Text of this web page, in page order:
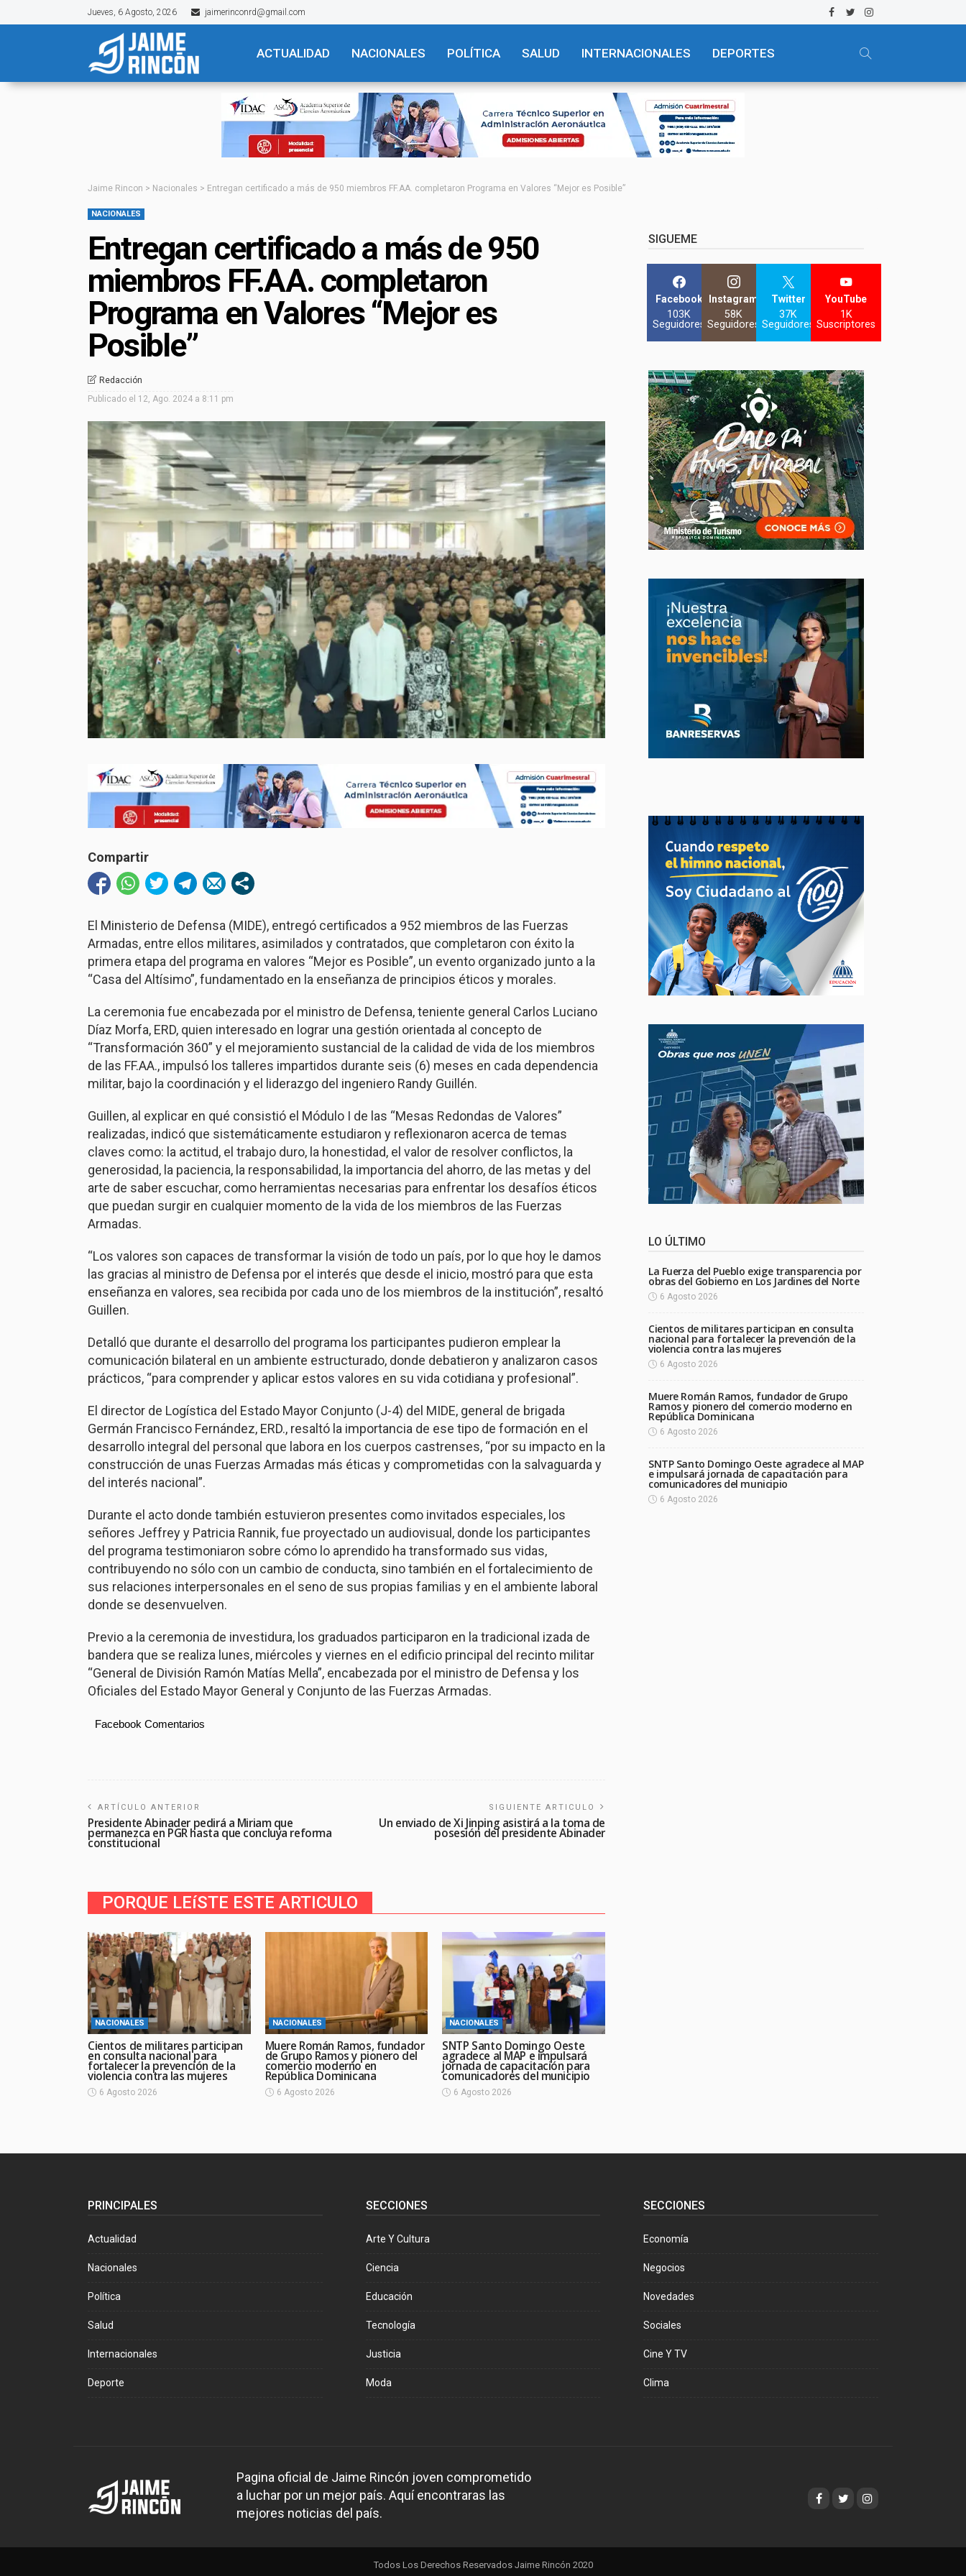
Jueves, 6 Agosto, 2026 jaimerinconrd@gmail.com
ACTUALIDAD NACIONALES POLÍTICA SALUD INTERNACIONALES DEPORTES
Jaime Rincon > Nacionales > Entregan certificado a más de 950 miembros FF.AA. completaron Programa en Valores “Mejor es Posible”
NACIONALES
Entregan certificado a más de 950
miembros FF.AA. completaron
Programa en Valores “Mejor es
Posible”
Redacción
Publicado el 12, Ago. 2024 a 8:11 pm
Compartir
El Ministerio de Defensa (MIDE), entregó certificados a 952 miembros de las Fuerzas
Armadas, entre ellos militares, asimilados y contratados, que completaron con éxito la
primera etapa del programa en valores “Mejor es Posible”, un evento organizado junto a la
“Casa del Altísimo”, fundamentado en la enseñanza de principios éticos y morales.
La ceremonia fue encabezada por el ministro de Defensa, teniente general Carlos Luciano
Díaz Morfa, ERD, quien interesado en lograr una gestión orientada al concepto de
“Transformación 360” y el mejoramiento sustancial de la calidad de vida de los miembros
de las FF.AA., impulsó los talleres impartidos durante seis (6) meses en cada dependencia
militar, bajo la coordinación y el liderazgo del ingeniero Randy Guillén.
Guillen, al explicar en qué consistió el Módulo I de las “Mesas Redondas de Valores”
realizadas, indicó que sistemáticamente estudiaron y reflexionaron acerca de temas
claves como: la actitud, el trabajo duro, la honestidad, el valor de resolver conflictos, la
generosidad, la paciencia, la responsabilidad, la importancia del ahorro, de las metas y del
arte de saber escuchar, como herramientas necesarias para enfrentar los desafíos éticos
que puedan surgir en cualquier momento de la vida de los miembros de las Fuerzas
Armadas.
“Los valores son capaces de transformar la visión de todo un país, por lo que hoy le damos
las gracias al ministro de Defensa por el interés que desde el inicio, mostró para que esta
enseñanza en valores, sea recibida por cada uno de los miembros de la institución”, resaltó
Guillen.
Detalló que durante el desarrollo del programa los participantes pudieron emplear la
comunicación bilateral en un ambiente estructurado, donde debatieron y analizaron casos
prácticos, “para comprender y aplicar estos valores en su vida cotidiana y profesional”.
El director de Logística del Estado Mayor Conjunto (J-4) del MIDE, general de brigada
Germán Francisco Fernández, ERD., resaltó la importancia de ese tipo de formación en el
desarrollo integral del personal que labora en los cuerpos castrenses, “por su impacto en la
construcción de unas Fuerzas Armadas más éticas y comprometidas con la salvaguarda y
del interés nacional”.
Durante el acto donde también estuvieron presentes como invitados especiales, los
señores Jeffrey y Patricia Rannik, fue proyectado un audiovisual, donde los participantes
del programa testimoniaron sobre cómo lo aprendido ha transformado sus vidas,
contribuyendo no sólo con un cambio de conducta, sino también en el fortalecimiento de
sus relaciones interpersonales en el seno de sus propias familias y en el ambiente laboral
donde se desenvuelven.
Previo a la ceremonia de investidura, los graduados participaron en la tradicional izada de
bandera que se realiza lunes, miércoles y viernes en el edificio principal del recinto militar
“General de División Ramón Matías Mella”, encabezada por el ministro de Defensa y los
Oficiales del Estado Mayor General y Conjunto de las Fuerzas Armadas.
Facebook Comentarios
ARTÍCULO ANTERIOR
Presidente Abinader pedirá a Miriam que
permanezca en PGR hasta que concluya reforma
constitucional
SIGUIENTE ARTICULO
Un enviado de Xi Jinping asistirá a la toma de
posesión del presidente Abinader
PORQUE LEíSTE ESTE ARTICULO
NACIONALES
Cientos de militares participan
en consulta nacional para
fortalecer la prevención de la
violencia contra las mujeres
6 Agosto 2026
NACIONALES
Muere Román Ramos, fundador
de Grupo Ramos y pionero del
comercio moderno en
República Dominicana
6 Agosto 2026
NACIONALES
SNTP Santo Domingo Oeste
agradece al MAP e impulsará
jornada de capacitación para
comunicadores del municipio
6 Agosto 2026
SIGUEME
Facebook
103K
Seguidores
Instagram
58K
Seguidores
Twitter
37K
Seguidores
YouTube
1K
Suscriptores
LO ÚLTIMO
La Fuerza del Pueblo exige transparencia por
obras del Gobierno en Los Jardines del Norte
6 Agosto 2026
Cientos de militares participan en consulta
nacional para fortalecer la prevención de la
violencia contra las mujeres
6 Agosto 2026
Muere Román Ramos, fundador de Grupo
Ramos y pionero del comercio moderno en
República Dominicana
6 Agosto 2026
SNTP Santo Domingo Oeste agradece al MAP
e impulsará jornada de capacitación para
comunicadores del municipio
6 Agosto 2026
PRINCIPALES
Actualidad
Nacionales
Política
Salud
Internacionales
Deporte
SECCIONES
Arte Y Cultura
Ciencia
Educación
Tecnología
Justicia
Moda
SECCIONES
Economía
Negocios
Novedades
Sociales
Cine Y TV
Clima
Pagina oficial de Jaime Rincón joven comprometido
a luchar por un mejor país. Aquí encontraras las
mejores noticias del país.
Todos Los Derechos Reservados Jaime Rincón 2020